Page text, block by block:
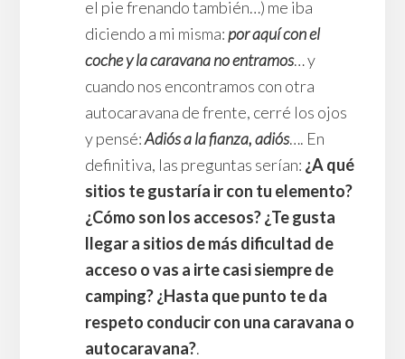
el pie frenando también…) me iba
diciendo a mi misma: por aquí con el
coche y la caravana no entramos… y
cuando nos encontramos con otra
autocaravana de frente, cerré los ojos
y pensé:Adiós a la fianza, adiós…. En
definitiva, las preguntas serían: ¿A qué
sitios te gustaría ir con tu elemento?
¿Cómo son los accesos? ¿Te gusta
llegar a sitios de más dificultad de
acceso o vas a irte casi siempre de
camping? ¿Hasta que punto te da
respeto conducir con una caravana o
autocaravana?.